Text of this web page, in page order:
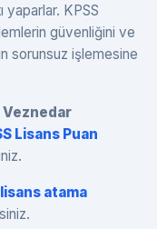
yaparlar. KPSS
güvenliğini ve
sorunsuz işlemesine
Veznedar
Lisans Puan
lisans atama